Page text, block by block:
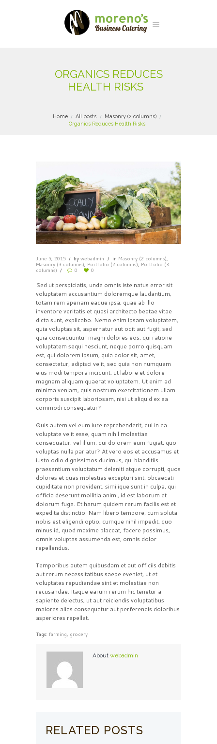
ORGANICS REDUCES
HEALTH RISKS
Home All posts
Masonry (2 columns)
Organics Reduces Health Risks
June 5, 2015 bywebadmin in Masonry (2 columns)
Masonry (3 columns) Portfolio (2 columns) Portfolio (3
columns)
0 0
Sed ut perspiciatis, unde omnis iste natus error sit
voluptatem accusantium doloremque laudantium,
totam rem aperiam eaque ipsa, quae ab illo
inventore veritatis et quasi architecto beatae vitae
dicta sunt, explicabo. Nemo enim ipsam voluptatem,
quia voluptas sit, aspernatur aut odit aut fugit, sed
quia consequuntur magni dolores eos, qui ratione
voluptatem sequi nesciunt, neque porro quisquam
est, qui dolorem ipsum, quia dolor sit, amet,
consectetur, adipisci velit, sed quia non numquam
eius modi tempora incidunt, ut labore et dolore
magnam aliquam quaerat voluptatem. Ut enim ad
minima veniam, quis nostrum exercitationem ullam
corporis suscipit laboriosam, nisi ut aliquid ex ea
commodi consequatur?
Quis autem vel eum iure reprehenderit, qui in ea
voluptate velit esse, quam nihil molestiae
consequatur, vel illum, qui dolorem eum fugiat, quo
voluptas nulla pariatur? At vero eos et accusamus et
iusto odio dignissimos ducimus, qui blanditiis
praesentium voluptatum deleniti atque corrupti, quos
dolores et quas molestias excepturi sint, obcaecati
cupiditate non provident, similique sunt in culpa, qui
officia deserunt mollitia animi, id est laborum et
dolorum fuga. Et harum quidem rerum facilis est et
expedita distinctio. Nam libero tempore, cum soluta
nobis est eligendi optio, cumque nihil impedit, quo
minus id, quod maxime placeat, facere possimus,
omnis voluptas assumenda est, omnis dolor
repellendus.
Temporibus autem quibusdam et aut officiis debitis
aut rerum necessitatibus saepe eveniet, ut et
voluptates repudiandae sint et molestiae non
recusandae. Itaque earum rerum hic tenetur a
sapiente delectus, ut aut reiciendis voluptatibus
maiores alias consequatur aut perferendis doloribus
asperiores repellat.
Tags: farming grocery
Aboutwebadmin
RELATED POSTS